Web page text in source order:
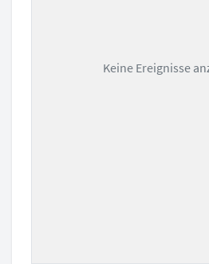
Keine Ereignisse